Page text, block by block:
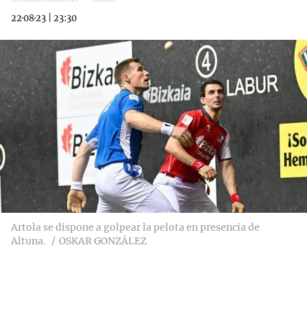
22·08·23 23:30
Artola se dispone a golpear la pelota en presencia de
Altuna.
OSKAR GONZÁLEZ